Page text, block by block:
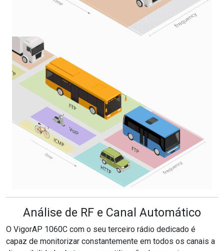
Análise de RF e Canal Automático
O VigorAP 1060C com o seu terceiro rádio dedicado é
capaz de monitorizar constantemente em todos os canais a